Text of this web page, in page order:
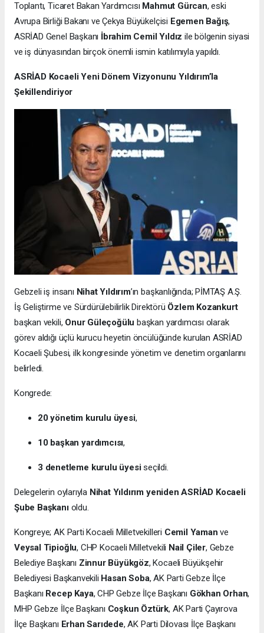
Toplantı, Ticaret Bakan Yardımcısı Mahmut Gürcan, eski
Avrupa Birliği Bakanı ve Çekya Büyükelçisi Egemen Bağış,
ASRİAD Genel Başkanı İbrahim Cemil Yıldız ile bölgenin siyasi
ve iş dünyasından birçok önemli ismin katılımıyla yapıldı.
ASRİAD Kocaeli Yeni Dönem Vizyonunu Yıldırım’la
Şekillendiriyor
Gebzeli iş insanı Nihat Yıldırım’ın başkanlığında; PİMTAŞ A.Ş.
İş Geliştirme ve Sürdürülebilirlik Direktörü Özlem Kozankurt
başkan vekili, Onur Güleçoğülu başkan yardımcısı olarak
görev aldığı üçlü kurucu heyetin öncülüğünde kurulan ASRİAD
Kocaeli Şubesi, ilk kongresinde yönetim ve denetim organlarını
belirledi.
Kongrede:
20 yönetim kurulu üyesi,
10 başkan yardımcısı,
3 denetleme kurulu üyesiseçildi.
Delegelerin oylarıyla Nihat Yıldırım yeniden ASRİAD Kocaeli
Şube Başkanıoldu.
Kongreye; AK Parti Kocaeli Milletvekilleri Cemil Yaman ve
Veysal Tipioğlu, CHP Kocaeli Milletvekili Nail Çiler, Gebze
Belediye Başkanı Zinnur Büyükgöz, Kocaeli Büyükşehir
Belediyesi Başkanvekili Hasan Soba, AK Parti Gebze İlçe
Başkanı Recep Kaya, CHP Gebze İlçe Başkanı Gökhan Orhan,
MHP Gebze İlçe Başkanı Coşkun Öztürk, AK Parti Çayırova
İlçe Başkanı Erhan Sarıdede, AK Parti Dilovası İlçe Başkanı